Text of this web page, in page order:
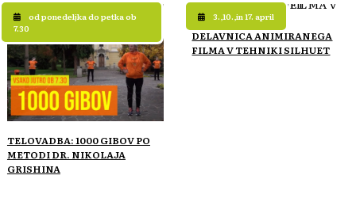
od ponedeljka do petka ob
7.30
TELOVADBA: 1000 GIBOV PO
METODI DR. NIKOLAJA
GRISHINA
3.,10.,in 17. april
DELAVNICA ANIMIRANEGA
FILMA V TEHNIKI SILHUET